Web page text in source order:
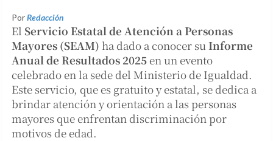
PorRedacción
El Servicio Estatal de Atención a Personas
Mayores (SEAM) ha dado a conocer su Informe
Anual de Resultados 2025en un evento
celebrado en la sede del Ministerio de Igualdad.
Este servicio, que es gratuito y estatal, se dedica a
brindar atención y orientación a las personas
mayores que enfrentan discriminación por
motivos de edad.